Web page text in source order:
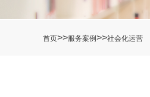
首页>>服务案例>>社会化运营